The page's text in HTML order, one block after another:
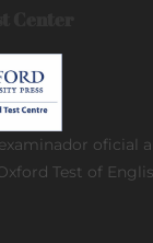
oficial
Test of